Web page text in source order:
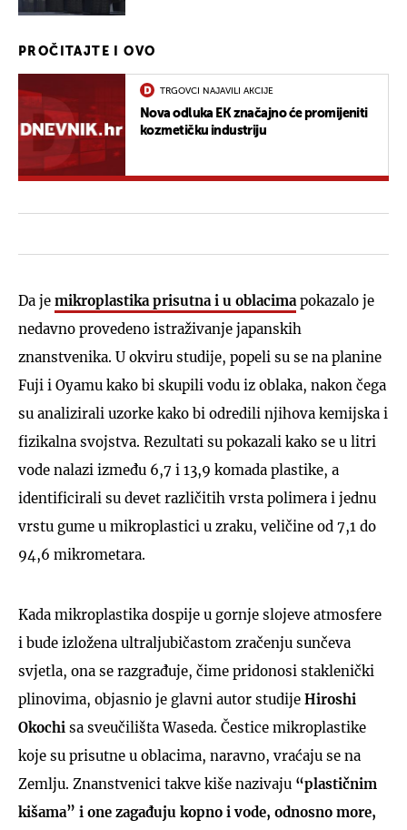
PROČITAJTE I OVO
TRGOVCI NAJAVILI AKCIJE
Nova odluka EK značajno će promijeniti
kozmetičku industriju
Da je mikroplastika prisutna i u oblacima pokazalo je
nedavno provedeno istraživanje japanskih
znanstvenika. U okviru studije, popeli su se na planine
Fuji i Oyamu kako bi skupili vodu iz oblaka, nakon čega
su analizirali uzorke kako bi odredili njihova kemijska i
fizikalna svojstva. Rezultati su pokazali kako se u litri
vode nalazi između 6,7 i 13,9 komada plastike, a
identificirali su devet različitih vrsta polimera i jednu
vrstu gume u mikroplastici u zraku, veličine od 7,1 do
94,6 mikrometara.
Kada mikroplastika dospije u gornje slojeve atmosfere
i bude izložena ultraljubičastom zračenju sunčeva
svjetla, ona se razgrađuje, čime pridonosi staklenički
plinovima, objasnio je glavni autor studije Hiroshi
Okochi sa sveučilišta Waseda. Čestice mikroplastike
koje su prisutne u oblacima, naravno, vraćaju se na
Zemlju. Znanstvenici takve kiše nazivaju “plastičnim
kišama” i one zagađuju kopno i vode, odnosno more,